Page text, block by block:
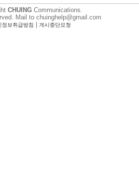
CHUING Communications.
Mail to chuinghelp@gmail.com
정보취급방침 게시중단요청